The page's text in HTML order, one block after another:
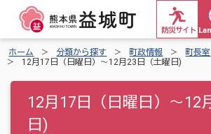
防災サイト
ホーム 分類から探す 町政情報 町長室
12月17日（日曜日）～12月23日（土曜日)
12月17日（日曜日）～12
日)